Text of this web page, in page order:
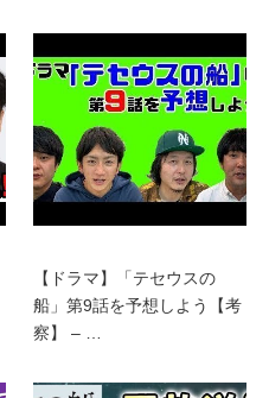
【ドラマ】「テセウスの
船」第9話を予想しよう【考
察】 – …